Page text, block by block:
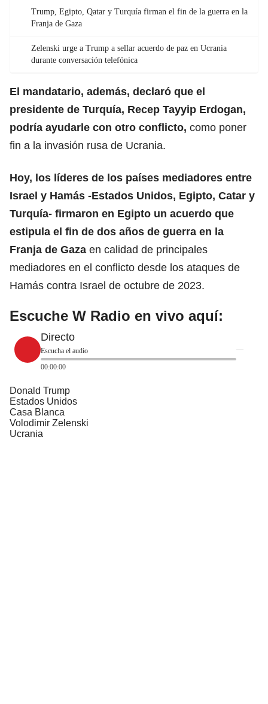
Trump, Egipto, Qatar y Turquía firman el fin de la guerra en la
Franja de Gaza
Zelenski urge a Trump a sellar acuerdo de paz en Ucrania
durante conversación telefónica
El mandatario, además, declaró que el
presidente de Turquía, Recep Tayyip Erdogan,
podría ayudarle con otro conflicto, como poner
fin a la invasión rusa de Ucrania.
Hoy, los líderes de los países mediadores entre
Israel y Hamás -Estados Unidos, Egipto, Catar y
Turquía- firmaron en Egipto un acuerdo que
estipula el fin de dos años de guerra en la
Franja de Gaza en calidad de principales
mediadores en el conflicto desde los ataques de
Hamás contra Israel de octubre de 2023.
Escuche W Radio en vivo aquí:
Directo
Escucha el audio
00:00:00
Donald Trump
Estados Unidos
Casa Blanca
Volodimir Zelenski
Ucrania